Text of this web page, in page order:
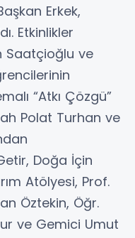
Erkek,
Etkinlikler
Saatçioğlu ve
“Atkı Çözgü”
Polat Turhan ve
Doğa İçin
Atölyesi, Prof.
Öztekin, Öğr.
ve Gemici Umut